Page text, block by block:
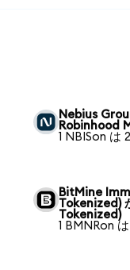
Nebius
Robinhood
1 NBISon は
BitMine
Tokenized)
Tokenized)
1 BMNRon